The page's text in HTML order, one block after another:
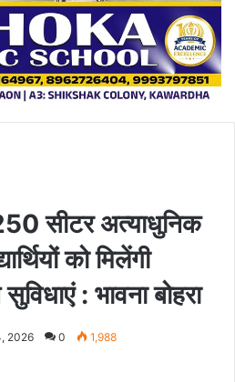
सीटर अत्याधुनिक
को मिलेंगी
: भावना बोहरा
2026 0 1,988